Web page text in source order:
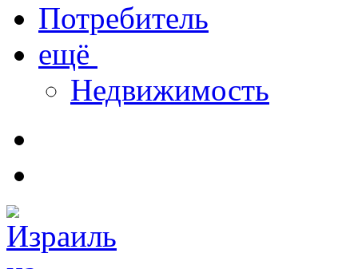
Потребитель
ещё
Недвижимость